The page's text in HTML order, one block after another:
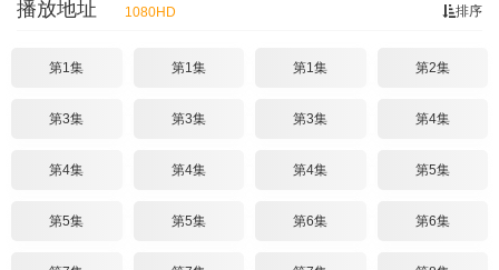
排序
播放地址 1080HD
第1集 第1集 第1集 第2集
第3集 第3集 第3集 第4集
第4集 第4集 第4集 第5集
第5集 第5集 第6集 第6集